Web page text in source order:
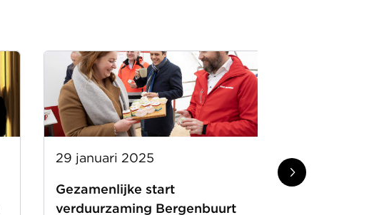
29 januari 2025
Gezamenlijke start
verduurzaming Bergenbuurt